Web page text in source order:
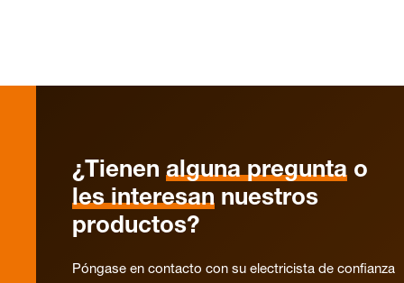
¿Tienen alguna pregunta o
les interesan nuestros
productos?
Póngase en contacto con su electricista de confianza